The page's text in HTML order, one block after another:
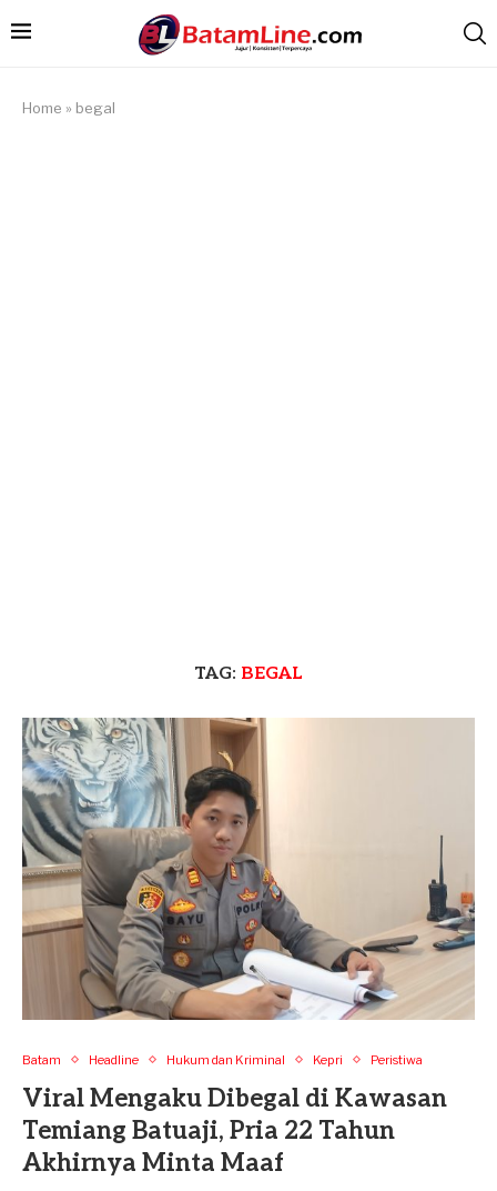
Home » begal
TAG: BEGAL
Batam Headline Hukum dan Kriminal Kepri Peristiwa
Viral Mengaku Dibegal di Kawasan
Temiang Batuaji, Pria 22 Tahun
Akhirnya Minta Maaf